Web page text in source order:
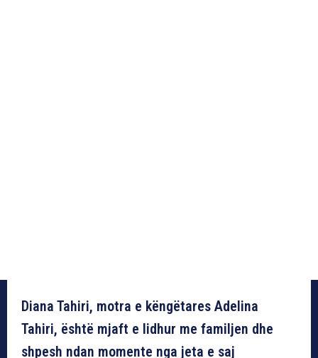
Diana Tahiri, motra e këngëtares Adelina
Tahiri, është mjaft e lidhur me familjen dhe
shpesh ndan momente nga jeta e saj